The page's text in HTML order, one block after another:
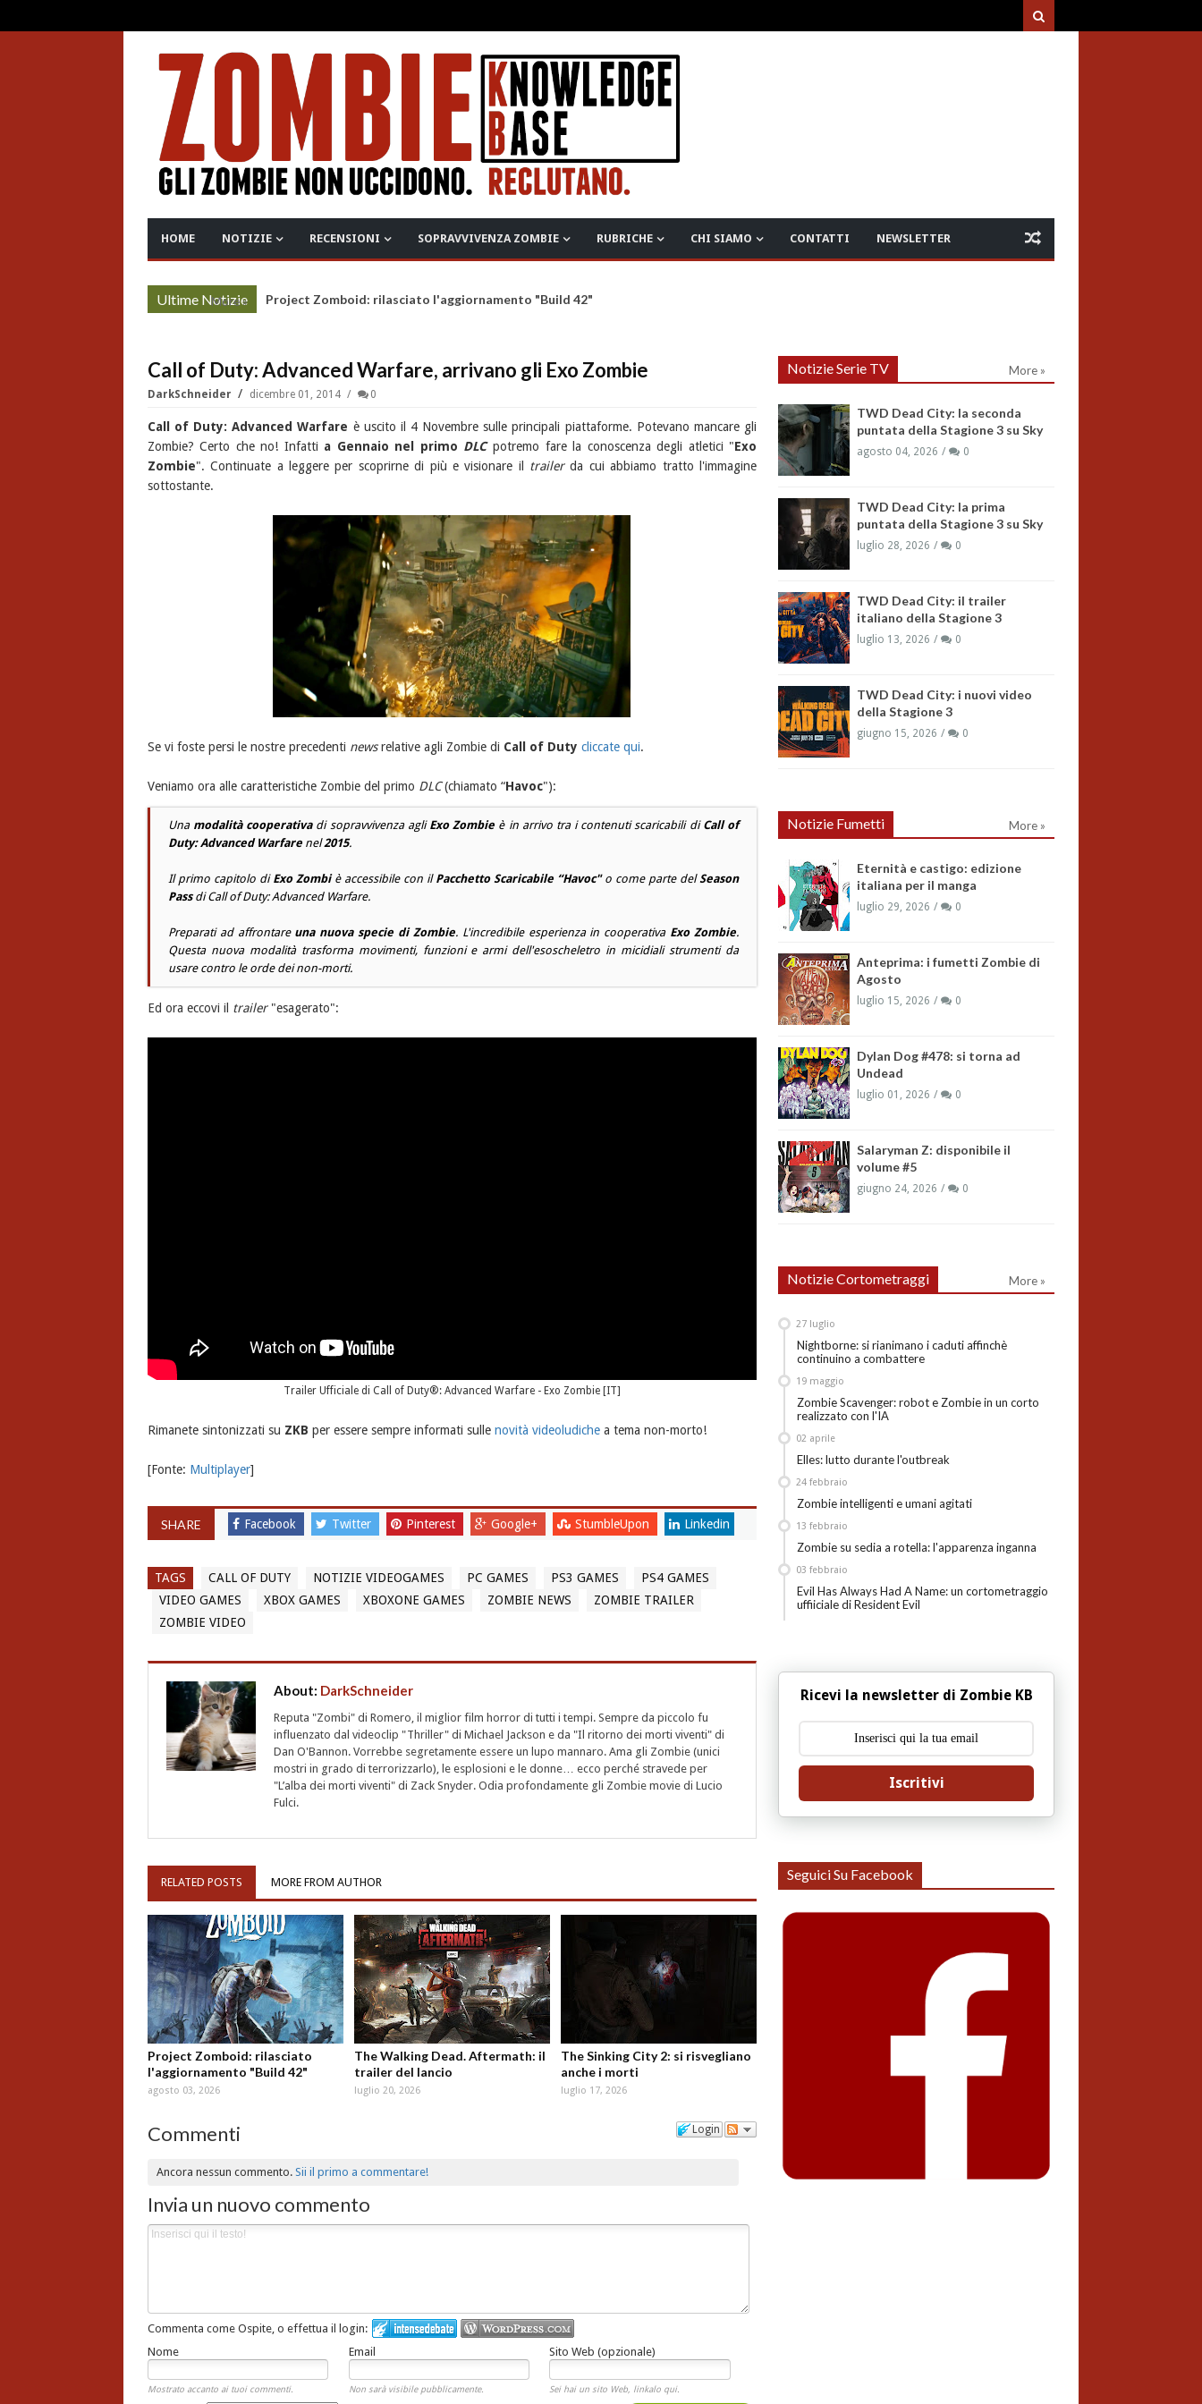
HOME NOTIZIE RECENSIONI SOPRAVVIVENZA ZOMBIE RUBRICHE CHI SIAMO CONTATTI NEWSLETTER
Ultime Notizie
More » Project Zomboid: rilasciato l'aggiornamento "Build 42"
Call of Duty: Advanced Warfare, arrivano gli Exo Zombie
DarkSchneider dicembre 01, 2014 0
Call of Duty: Advanced Warfare è uscito il 4 Novembre sulle principali piattaforme. Potevano mancare gli
Zombie? Certo che no! Infatti a Gennaio nel primo DLCpotremo fare la conoscenza degli atletici "Exo
Zombie". Continuate a leggere per scoprirne di più e visionare il trailerda cui abbiamo tratto l'immagine
sottostante.
Se vi foste persi le nostre precedenti newsrelative agli Zombie di Call of Duty cliccate qui.
Veniamo ora alle caratteristiche Zombie del primo DLC(chiamato “Havoc"):
Una modalità cooperativadi sopravvivenza agli Exo Zombie è in arrivo tra i contenuti scaricabili di Call of
Duty: Advanced Warfarenel2015.
Il primo capitolo di Exo Zombiè accessibile con il Pacchetto Scaricabile “Havoc"o come parte del Season
PassdiCall of Duty: Advanced Warfare.
Preparati ad affrontare una nuova specie di Zombie. L'incredibile esperienza in cooperativa Exo Zombie.
Questa nuova modalità trasforma movimenti, funzioni e armi dell'esoscheletro in micidiali strumenti da
usare contro le orde dei non-morti.
Ed ora eccovi il trailer"esagerato":
Trailer Ufficiale di Call of Duty®: Advanced Warfare - Exo Zombie [IT]
Rimanete sintonizzati su ZKB per essere sempre informati sulle novità videoludichea tema non-morto!
[Fonte: Multiplayer]
SHARE Facebook Twitter Pinterest Google+ StumbleUpon Linkedin
TAGS CALL OF DUTY NOTIZIE VIDEOGAMES PC GAMES PS3 GAMES
PS4 GAMES
VIDEO GAMES
XBOX GAMES XBOXONE GAMES ZOMBIE NEWS
ZOMBIE TRAILER
ZOMBIE VIDEO
About: DarkSchneider
Reputa "Zombi" di Romero, il miglior film horror di tutti i tempi. Sempre da piccolo fu
influenzato dal videoclip "Thriller" di Michael Jackson e da "Il ritorno dei morti viventi" di
Dan O'Bannon. Vorrebbe segretamente essere un lupo mannaro. Ama gli Zombie (unici
mostri in grado di terrorizzarlo), le esplosioni e le donne… ecco perché stravede per
"L’alba dei morti viventi" di Zack Snyder. Odia profondamente gli Zombie movie di Lucio
Fulci.
RELATED POSTS MORE FROM AUTHOR
Project Zomboid: rilasciato
l'aggiornamento "Build 42"
agosto 03, 2026
The Walking Dead. Aftermath: il
trailer del lancio
luglio 20, 2026
The Sinking City 2: si risvegliano
anche i morti
luglio 17, 2026
Login
Commenti
Ancora nessun commento.Sii il primo a commentare!
Invia un nuovo commento
Commenta come Ospite, o effettua il login:
Nome
Email Sito Web (opzionale)
Mostrato accanto ai tuoi commenti. Non sarà visibile pubblicamente. Sei hai un sito Web, linkalo qui.
Notizie Serie TV More »
TWD Dead City: la seconda
puntata della Stagione 3 su Sky
agosto 04, 2026 0
TWD Dead City: la prima
puntata della Stagione 3 su Sky
luglio 28, 2026 0
TWD Dead City: il trailer
italiano della Stagione 3
luglio 13, 2026 0
TWD Dead City: i nuovi video
della Stagione 3
giugno 15, 2026 0
Notizie Fumetti More »
Eternità e castigo: edizione
italiana per il manga
luglio 29, 2026 0
Anteprima: i fumetti Zombie di
Agosto
luglio 15, 2026 0
Dylan Dog #478: si torna ad
Undead
luglio 01, 2026 0
Salaryman Z: disponibile il
volume #5
giugno 24, 2026 0
Notizie Cortometraggi More »
Nightborne: si rianimano i caduti affinchè
continuino a combattere
27 luglio
Zombie Scavenger: robot e Zombie in un corto
realizzato con l'IA
19 maggio
Elles: lutto durante l'outbreak
02 aprile
Zombie intelligenti e umani agitati
24 febbraio
Zombie su sedia a rotella: l'apparenza inganna
13 febbraio
Evil Has Always Had A Name: un cortometraggio
uffiiciale di Resident Evil
03 febbraio
Ricevi la newsletter di Zombie KB
Iscritivi
Seguici Su Facebook